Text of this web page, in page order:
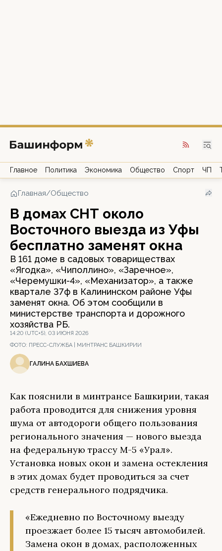
Главное Политика Экономика Общество Спорт ЧП
Главная/Общество
В домах СНТ около
Восточного выезда из Уфы
бесплатно заменят окна
В 161 доме в садовых товариществах
«Ягодка», «Чиполлино», «Заречное»,
«Черемушки-4», «Механизатор», а также
квартале 37ф в Калининском районе Уфы
заменят окна. Об этом сообщили в
министерстве транспорта и дорожного
хозяйства РБ.
14:20 (UTC+5), 03 ИЮНЯ 2026
ФОТО: ПРЕСС-СЛУЖБА | МИНТРАНС БАШКИРИИ
ГАЛИНА БАХШИЕВА
Как пояснили в минтрансе Башкирии, такая
работа проводится для снижения уровня
шума от автодороги общего пользования
регионального значения — нового выезда
на федеральную трассу М-5 «Урал».
Установка новых окон и замена остекления
в этих домах будет проводиться за счет
средств генерального подрядчика.
«Ежедневно по Восточному выезду
проезжает более 15 тысяч автомобилей.
Замена окон в домах, расположенных